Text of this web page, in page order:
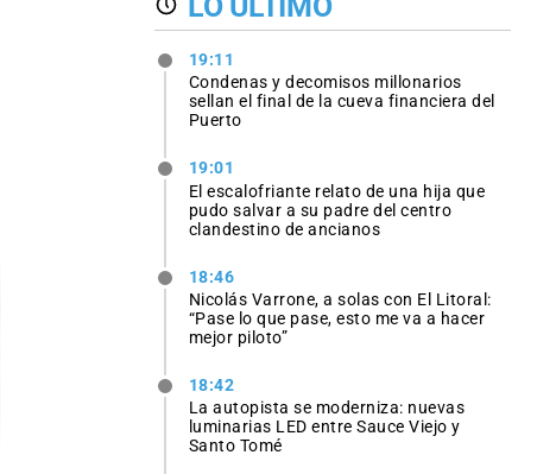
LO ÚLTIMO
19:11
Condenas y decomisos millonarios
sellan el final de la cueva financiera del
Puerto
19:01
El escalofriante relato de una hija que
pudo salvar a su padre del centro
clandestino de ancianos
18:46
Nicolás Varrone, a solas con El Litoral:
“Pase lo que pase, esto me va a hacer
mejor piloto”
18:42
La autopista se moderniza: nuevas
luminarias LED entre Sauce Viejo y
Santo Tomé